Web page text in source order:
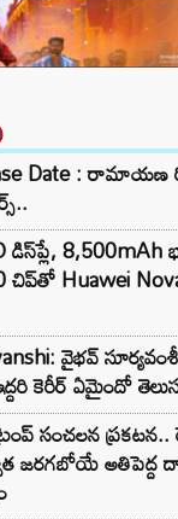
Date : రామాయణ
డిస్‌ప్లే, 8,500mAh
చిప్‌తో Huawei
వైభవ్
కెరీర్ ఏమైందో
సంచలన
జరగబోయే అతిపెద్ద